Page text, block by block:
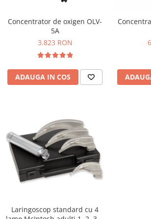
Concentrator de oxigen OLV-
5A
3.823 RON
ADAUGA IN COS
Laringoscop standard cu 4